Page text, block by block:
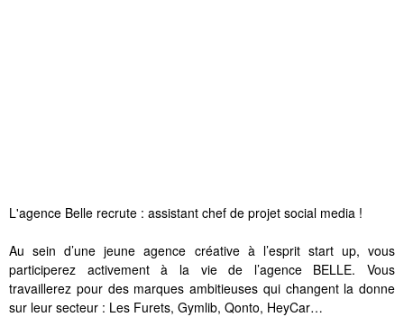
L'agence Belle recrute : assistant chef de projet social media !
Au sein d’une jeune agence créative à l’esprit start up, vous
participerez activement à la vie de l’agence BELLE. Vous
travaillerez pour des marques ambitieuses qui changent la donne
sur leur secteur : Les Furets, Gymlib, Qonto, HeyCar…